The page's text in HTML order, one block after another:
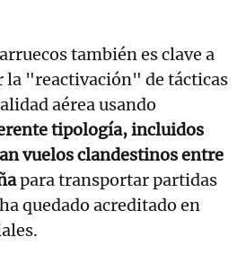
también es clave a
la "reactivación" de tácticas
aérea usando
tipología, incluidos
vuelos clandestinos entre
para transportar partidas
quedado acreditado en